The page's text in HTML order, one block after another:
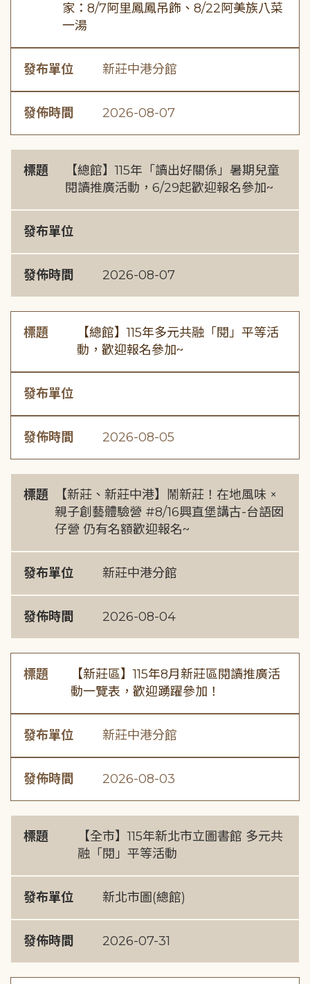
家：8/7阿里鳳鳳吊飾、8/22阿美族八菜
一湯
發布單位 新莊中港分館
發佈時間 2026-08-07
標題
【總館】115年「讀出好關係」暑期兒童
閱讀推廣活動，6/29起歡迎報名參加~
發布單位
發佈時間 2026-08-07
標題
【總館】115年多元共融「閱」平等活
動，歡迎報名參加~
發布單位
發佈時間 2026-08-05
標題
【新莊、新莊中港】鬧新莊！在地風味 ×
親子創藝體驗營 #8/16興直堡講古-台語囡
仔營 仍有名額歡迎報名~
發布單位 新莊中港分館
發佈時間 2026-08-04
標題
【新莊區】115年8月新莊區閱讀推廣活
動一覽表，歡迎踴躍參加！
發布單位 新莊中港分館
發佈時間 2026-08-03
標題
【全市】115年新北市立圖書館 多元共
融「閱」平等活動
發布單位 新北市圖(總館)
發佈時間 2026-07-31